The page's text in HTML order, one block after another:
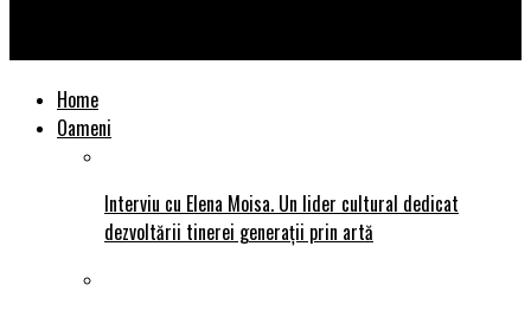
Home
Oameni
Interviu cu Elena Moisa. Un lider cultural dedicat
dezvoltării tinerei generații prin artă